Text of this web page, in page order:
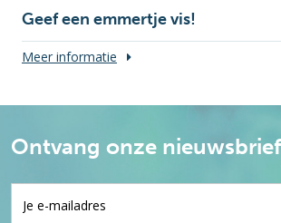
Geef een emmertje vis!
Meer informatie
Ontvang onze nieuwsbrief